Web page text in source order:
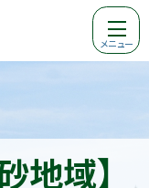
メニュー
地域】